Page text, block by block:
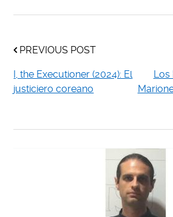
PREVIOUS POST
I, the Executioner (2024): El
justiciero coreano
Los